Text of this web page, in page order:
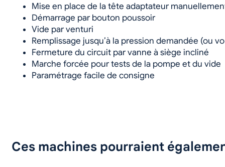
Mise en place de la tête adaptateur
Démarrage par bouton poussoir
Vide par venturi
Remplissage jusqu’à la pression demandée (ou
Fermeture du circuit par vanne à siège incliné
Marche forcée pour tests de la pompe et du vide
Paramétrage facile de consigne
Ces machines pourraient